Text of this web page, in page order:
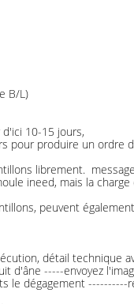
B/L)
d'ici 10-15 jours,
pour produire un ordre
librement.
ineed, mais la
peuvent
détail
-----envoyez
le dégagement ----------